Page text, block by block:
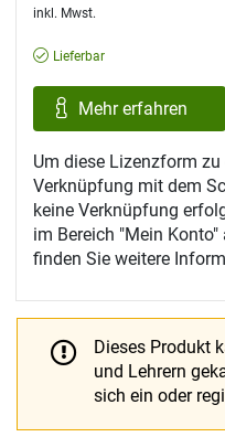
inkl. Mwst.
Lieferbar
Mehr erfahren
Um diese Lizenzform zu
Verknüpfung mit dem
keine Verknüpfung
im Bereich "Mein
finden Sie weitere
Dieses Produkt
und Lehrern
sich ein oder